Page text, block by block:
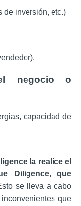
de inversión, etc.)
negocio o
capacidad de
la realice el
Diligence, que
se lleva a cabo
que